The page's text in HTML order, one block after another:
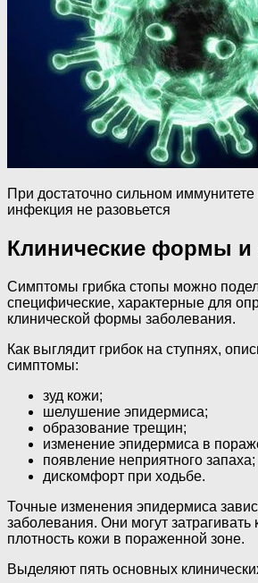
При достаточно сильном иммунитете
инфекция не разовьется
Клинические формы
Симптомы грибка стопы можно
специфические, характерные для
клинической формы заболевания.
Как выглядит грибок на ступнях,
симптомы:
зуд кожи;
шелушение эпидермиса;
образование трещин;
изменение эпидермиса в
появление неприятного запаха;
дискомфорт при ходьбе.
Точные изменения эпидермиса
заболевания. Они могут затрагивать
плотность кожи в пораженной зоне.
Выделяют пять основных